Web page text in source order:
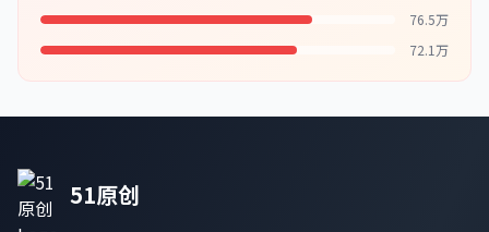
76.5万
72.1万
51原创